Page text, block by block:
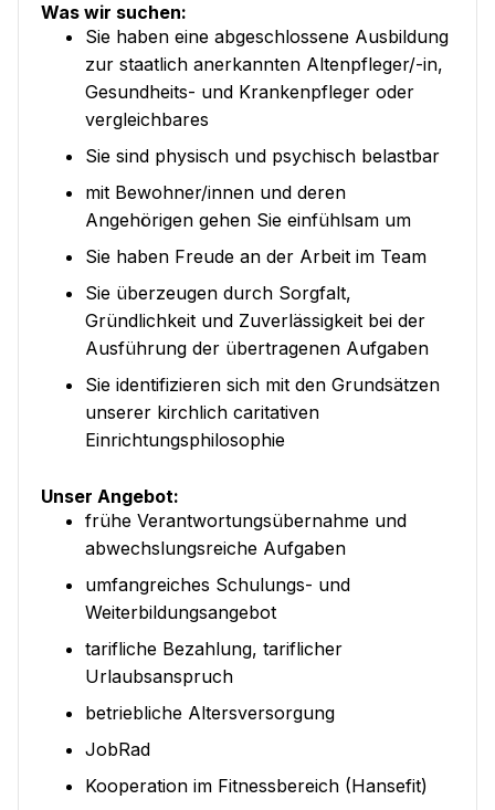
Was wir suchen:
Sie haben eine abgeschlossene Ausbildung
zur staatlich anerkannten Altenpfleger/-in,
Gesundheits- und Krankenpfleger oder
vergleichbares
Sie sind physisch und psychisch belastbar
mit Bewohner/innen und deren
Angehörigen gehen Sie einfühlsam um
Sie haben Freude an der Arbeit im Team
Sie überzeugen durch Sorgfalt,
Gründlichkeit und Zuverlässigkeit bei der
Ausführung der übertragenen Aufgaben
Sie identifizieren sich mit den Grundsätzen
unserer kirchlich caritativen
Einrichtungsphilosophie
Unser Angebot:
frühe Verantwortungsübernahme und
abwechslungsreiche Aufgaben
umfangreiches Schulungs- und
Weiterbildungsangebot
tarifliche Bezahlung, tariflicher
Urlaubsanspruch
betriebliche Altersversorgung
JobRad
Kooperation im Fitnessbereich (Hansefit)